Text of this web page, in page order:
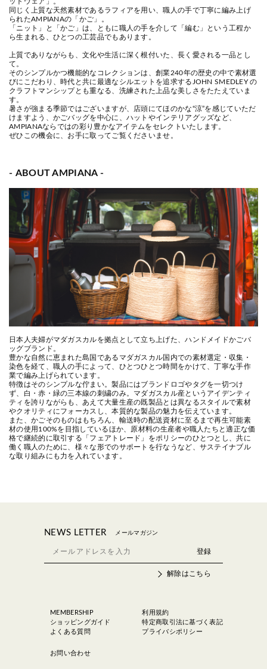
同じく上質な天然素材であるラフィアを用い、職人の手で丁寧に編み上げ
られたAMPIANAの「かご」。
「ニット」と「かご」は、ともに職人の手を介して「編む」という工程か
ら生まれる、ひとつの工芸品でもあります。
上質でありながらも、文化や生活に深く根付いた、長く愛される一品とし
て。
そのシンプルかつ機能的なコレクションは、創業240年の歴史の中で素材選
びにこだわり、時代と共に最適なシルエットを追求するJOHN SMEDLEY の
クラフトマンシップとも重なる、洗練された上品な美しさをたたえていま
す。
暑さが強まる季節ではございますが、店頭にてほのかな“涼”を感じていただ
けますよう、かごバッグを中心に、ハットやインテリアグッズなど、
AMPIANAならではの彩り豊かなアイテムをセレクトいたします。
ぜひこの機会に、お手に取ってご覧くださいませ。
- ABOUT AMPIANA -
日本人夫婦がマダガスカルを拠点として立ち上げた、ハンドメイドかごバ
ッグブランド。
豊かな自然に恵まれた島国であるマダガスカル国内での素材選定・収集・
染色を経て、職人の手によって、ひとつひとつ時間をかけて、丁寧な手作
業で編み上げられています。
特徴はそのシンプルな佇まい。製品にはブランドロゴやタグを一切つけ
ず、白・赤・緑の三本線の刺繍のみ。マダガスカル産というアイデンティ
ティを誇りながらも、あえて大量生産の既製品とは異なるスタイルで素材
やクオリティにフォーカスし、本質的な製品の魅力を伝えています。
また、かごそのものはもちろん、輸送時の配送資材に至るまで再生可能素
材の使用100%を目指しているほか、原材料の生産者や職人たちと適正な価
格で継続的に取引する「フェアトレード」をポリシーのひとつとし、共に
働く職人のために、様々な形でのサポートを行なうなど、サステイナブル
な取り組みにも力を入れています。
NEWS LETTER メールマガジン
解除はこちら
MEMBERSHIP
ショッピングガイド
よくある質問
お問い合わせ
利用規約
特定商取引法に基づく表記
プライバシポリシー